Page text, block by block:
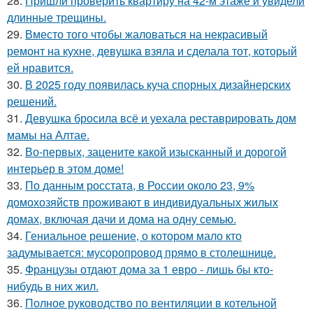
длинные трещины.
29. Вместо того чтобы жаловаться на некрасивый
ремонт на кухне, девушка взяла и сделала тот, который
ей нравится.
30. В 2025 году появилась куча спорных дизайнерских
решений.
31. Девушка бросила всё и уехала реставрировать дом
мамы на Алтае.
32. Во-первых, зацените какой изысканный и дорогой
интерьер в этом доме!
33. По данным росстата, в России около 23, 9%
домохозяйств проживают в индивидуальных жилых
домах, включая дачи и дома на одну семью.
34. Гениальное решение, о котором мало кто
задумывается: мусоропровод прямо в столешнице.
35. Французы отдают дома за 1 евро - лишь бы кто-
нибудь в них жил.
36. Полное руководство по вентиляции в котельной